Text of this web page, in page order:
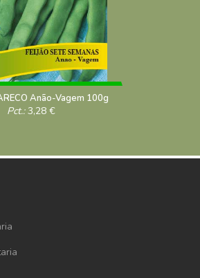
Anão-Vagem 100g
Pct.:3,28 €